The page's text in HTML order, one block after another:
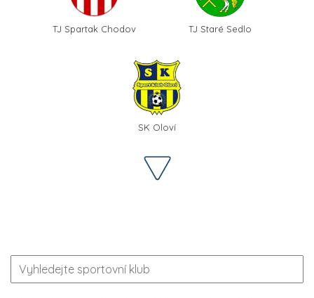
TJ Spartak Chodov TJ Staré Sedlo
SK Oloví